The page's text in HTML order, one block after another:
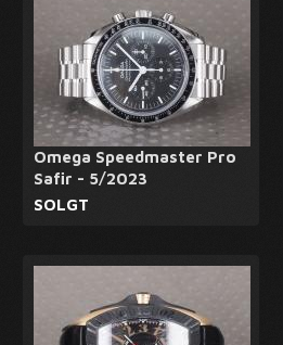
Omega Speedmaster Pro
Safir - 5/2023
SOLGT